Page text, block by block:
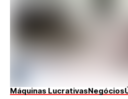
Máquinas LucrativasNegócios